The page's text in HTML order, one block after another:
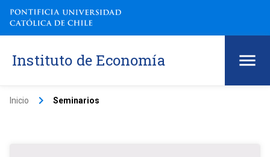
Instituto de Economía
Inicio keyboard_arrow_right Seminarios